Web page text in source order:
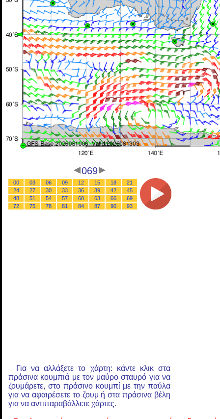
069
00 03 06 09 12 15 18
21
24
27 30 33 36 39 42
45
48
51 54 57 60 63 66
69
72
75 78 81 84 87 90 93
Για να αλλάξετε το χάρτη: κάντε κλικ στα
πράσινα κουμπιά με τον μαύρο σταυρό για να
ζουμάρετε, στο πράσινο κουμπί με την παύλα
για να αφαιρέσετε το ζουμ ή στα πράσινα βέλη
για να αντιπαραβάλλετε χάρτες.